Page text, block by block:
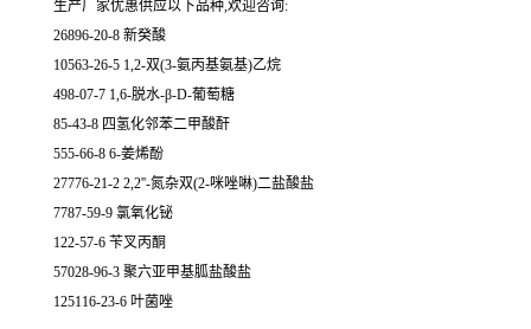
生产厂家优惠供应以下品种,欢迎咨询:
26896-20-8 新癸酸
10563-26-5 1,2-双(3-氨丙基氨基)乙烷
498-07-7 1,6-脱水-β-D-葡萄糖
85-43-8 四氢化邻苯二甲酸酐
555-66-8 6-姜烯酚
27776-21-2 2,2''-氮杂双(2-咪唑啉)二盐酸盐
7787-59-9 氯氧化铋
122-57-6 苄叉丙酮
57028-96-3 聚六亚甲基胍盐酸盐
125116-23-6 叶菌唑